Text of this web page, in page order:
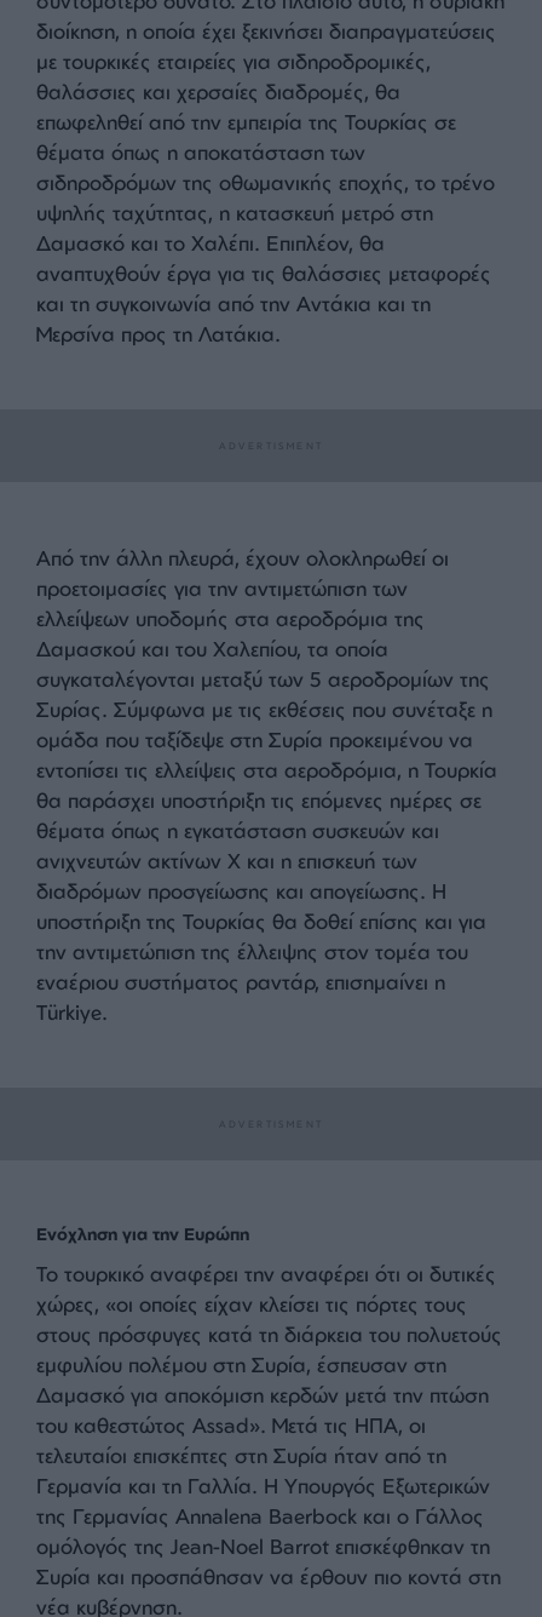
Η Τουρκία, η οποία έχει βάλει το χέρι στην φωτιά
για να στηρίξει τη Συρία, η οποία έχει εισέλθει σε
μια νέα εποχή μετά την ανατροπή του
καθεστώτος Άσαντ, ετοιμάζεται να υλοποιήσει
σημαντικά έργα, ιδίως στην ανασυγκρότηση και
την ανοικοδόμηση της χώρας. Η νέα συριακή
διοίκηση έχει επίσης ζητήσει από την Τουρκία να
μεταφέρει την εμπειρία της στις μεταφορές.
Οι απαραίτητες επενδύσεις σε υποδομές για την
ομαλοποίηση της εμπορικής ζωής στη Συρία και
διοίκηση, η οποία έχει ξεκινήσει διαπραγματεύσεις
θέματα όπως η αποκατάσταση των
σιδηροδρόμων της οθωμανικής εποχής, το τρένο
υψηλής ταχύτητας, η κατασκευή μετρό στη
Δαμασκό και το Χαλέπι. Επιπλέον, θα
αναπτυχθούν έργα για τις θαλάσσιες μεταφορές
και τη συγκοινωνία από την Αντάκια και τη
Μερσίνα προς τη Λατάκια.
Από την άλλη πλευρά, έχουν ολοκληρωθεί οι
προετοιμασίες για την αντιμετώπιση των
Συρίας. Σύμφωνα με τις εκθέσεις που συνέταξε η
θέματα όπως η εγκατάσταση συσκευών και
ανιχνευτών ακτίνων Χ και η επισκευή των
διαδρόμων προσγείωσης και απογείωσης. Η
υποστήριξη της Τουρκίας θα δοθεί επίσης και για
την αντιμετώπιση της έλλειψης στον τομέα του
εναέριου συστήματος ραντάρ, επισημαίνει η
Türkiye.